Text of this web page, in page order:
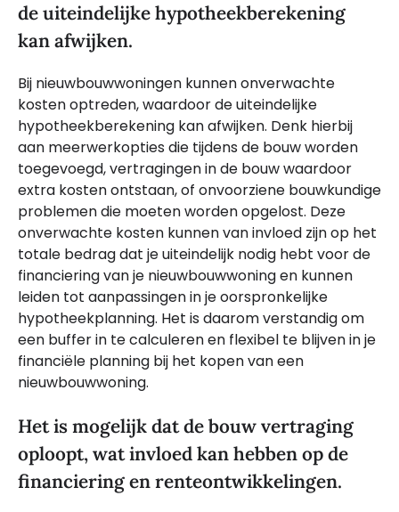
de uiteindelijke hypotheekberekening
kan afwijken.
Bij nieuwbouwwoningen kunnen onverwachte
kosten optreden, waardoor de uiteindelijke
hypotheekberekening kan afwijken. Denk hierbij
aan meerwerkopties die tijdens de bouw worden
toegevoegd, vertragingen in de bouw waardoor
extra kosten ontstaan, of onvoorziene bouwkundige
problemen die moeten worden opgelost. Deze
onverwachte kosten kunnen van invloed zijn op het
totale bedrag dat je uiteindelijk nodig hebt voor de
financiering van je nieuwbouwwoning en kunnen
leiden tot aanpassingen in je oorspronkelijke
hypotheekplanning. Het is daarom verstandig om
een buffer in te calculeren en flexibel te blijven in je
financiële planning bij het kopen van een
nieuwbouwwoning.
Het is mogelijk dat de bouw vertraging
oploopt, wat invloed kan hebben op de
financiering en renteontwikkelingen.